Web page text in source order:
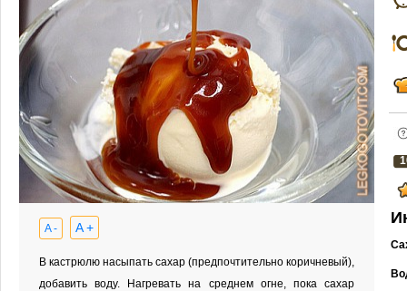
A - A +
В кастрюлю насыпать сахар (предпочтительно коричневый),
добавить воду. Нагревать на среднем огне, пока сахар